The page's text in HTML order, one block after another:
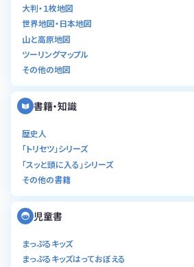
大判・１枚地図
世界地図・日本地図
山と高原地図
ツーリングマップル
その他の地図
書籍・知識
歴史人
「トリセツ」シリーズ
「スッと頭に入る」シリーズ
その他の書籍
児童書
まっぷるキッズ
まっぷるキッズはっておぼえる